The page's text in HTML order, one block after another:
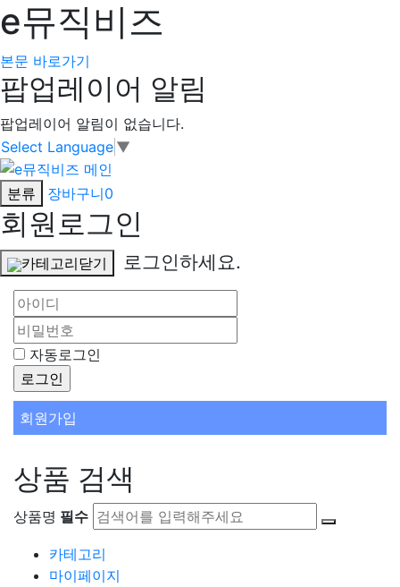
e뮤직비즈
본문 바로가기
팝업레이어 알림
팝업레이어 알림이 없습니다.
Select Language ▼
분류 장바구니0
회원로그인
카테고리닫기 로그인하세요.
자동로그인
회원가입
상품 검색
상품명 필수
카테고리
마이페이지